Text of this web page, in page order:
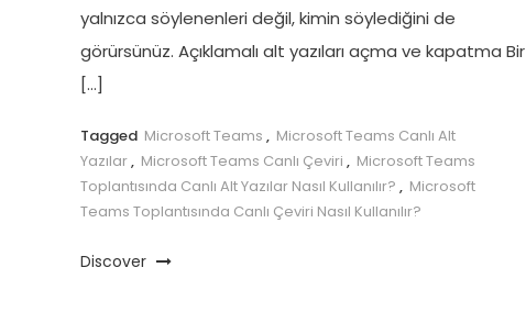
yalnızca söylenenleri değil, kimin söylediğini de
görürsünüz. Açıklamalı alt yazıları açma ve kapatma Bir
[…]
Tagged Microsoft Teams , Microsoft Teams Canlı Alt
Yazılar, Microsoft Teams Canlı Çeviri , Microsoft Teams
Toplantısında Canlı Alt Yazılar Nasıl Kullanılır? , Microsoft
Teams Toplantısında Canlı Çeviri Nasıl Kullanılır?
Discover